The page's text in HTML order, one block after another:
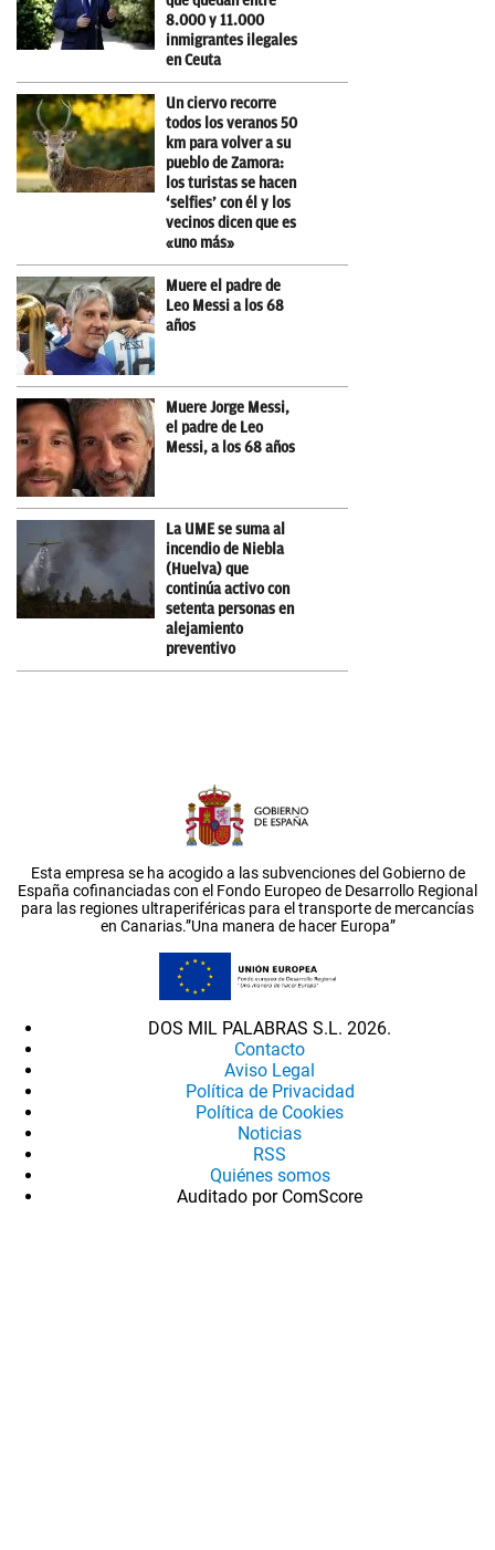
8.000 y 11.000
inmigrantes ilegales
en Ceuta
Un ciervo recorre
todos los veranos 50
km para volver a su
pueblo de Zamora:
los turistas se hacen
‘selfies’ con él y los
vecinos dicen que es
«uno más»
Muere el padre de
Leo Messi a los 68
años
Muere Jorge Messi,
el padre de Leo
Messi, a los 68 años
La UME se suma al
incendio de Niebla
(Huelva) que
continúa activo con
setenta personas en
alejamiento
preventivo
Esta empresa se ha acogido a las subvenciones del Gobierno de
España cofinanciadas con el Fondo Europeo de Desarrollo Regional
para las regiones ultraperiféricas para el transporte de mercancías
en Canarias.”Una manera de hacer Europa”
DOS MIL PALABRAS S.L. 2026.
Contacto
Aviso Legal
Política de Privacidad
Política de Cookies
Noticias
RSS
Quiénes somos
Auditado por ComScore